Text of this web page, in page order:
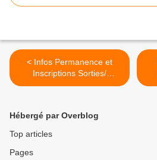
< Infos Permanence et
Inscriptions Sorties/
Activités
Hébergé par Overblog
Top articles
Pages